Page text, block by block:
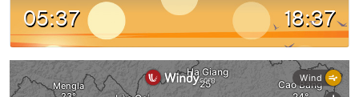
05:37 18:37